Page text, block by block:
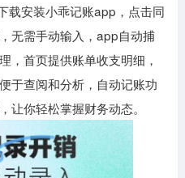
游戏 破解游戏
载安装小乖记账app，点击同
无需手动输入，app自动捕
，首页提供账单收支明细，
于查阅和分析，自动记账功
让你轻松掌握财务动态。